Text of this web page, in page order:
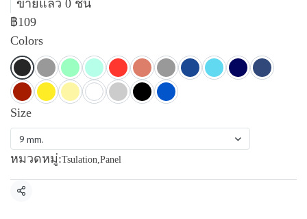
ขายแล้ว 0 ชิ้น
฿109
Colors
Size
9 mm.
หมวดหมู่:Tsulation,Panel
แชร์